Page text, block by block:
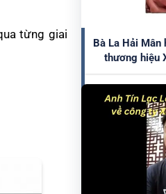
từng giai
Bà La Hải Mân
thương hiệu